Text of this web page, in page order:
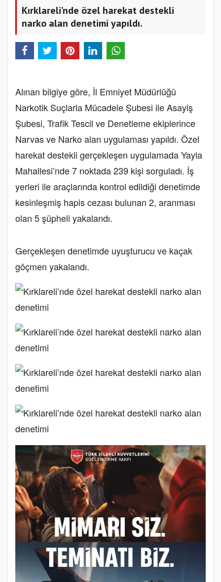
Kırklareli’nde özel harekat destekli
narko alan denetimi yapıldı.
Alınan bilgiye göre, İl Emniyet Müdürlüğü
Narkotik Suçlarla Mücadele Şubesi ile Asayiş
Şubesi, Trafik Tescil ve Denetleme ekiplerince
Narvas ve Narko alan uygulaması yapıldı. Özel
harekat destekli gerçekleşen uygulamada Yayla
Mahallesi’nde 7 noktada 239 kişi sorguladı. İş
yerleri ile araçlarında kontrol edildiği denetimde
kesinleşmiş hapis cezası bulunan 2, aranması
olan 5 şüpheli yakalandı.
Gerçekleşen denetimde uyuşturucu ve kaçak
göçmen yakalandı.